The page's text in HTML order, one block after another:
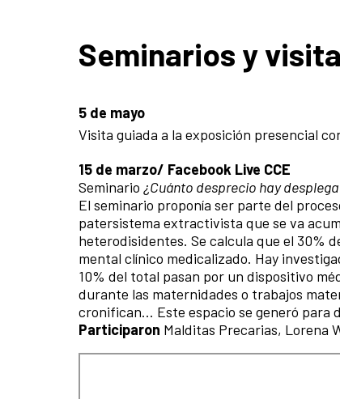
Seminarios y
5 de mayo
Visita guiada a la exposición presencial
15 de marzo/ Facebook Live CCE
Seminario ¿Cuánto desprecio hay
El seminario proponía ser parte del
patersistema extractivista que se va
heterodisidentes. Se calcula que el 30%
mental clínico medicalizado. Hay
10% del total pasan por un dispositivo
durante las maternidades o trabajos
cronifican... Este espacio se generó para
Participaron Malditas Precarias, Lorena